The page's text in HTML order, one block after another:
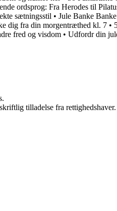
ordsprog: Fra Herodes til
sætningsstil • Jule Banke
dig fra din morgentræthed kl. 7 •
fred og visdom • Udfordr din
tilladelse fra rettighedshaver.